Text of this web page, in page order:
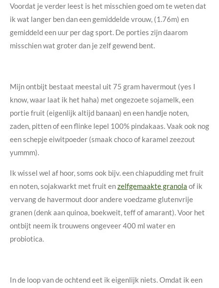
Voordat je verder leest is het misschien goed om te weten dat
ik wat langer ben dan een gemiddelde vrouw, (1.76m) en
gemiddeld een uur per dag sport. De porties zijn daarom
misschien wat groter dan je zelf gewend bent.
Mijn ontbijt bestaat meestal uit 75 gram havermout (yes I
know, waar laat ik het haha) met ongezoete sojamelk, een
portie fruit (eigenlijk altijd banaan) en een handje noten,
zaden, pitten of een flinke lepel 100% pindakaas. Vaak ook nog
een schepje eiwitpoeder (smaak choco of karamel zeezout
yummm).
Ik wissel wel af hoor, soms ook bijv. een chiapudding met fruit
en noten, sojakwarkt met fruit enzelfgemaakte granola of ik
vervang de havermout door andere voedzame glutenvrije
granen (denk aan quinoa, boekweit, teff of amarant). Voor het
ontbijt neem ik trouwens ongeveer 400 ml water en
probiotica.
In de loop van de ochtend eet ik eigenlijk niets. Omdat ik een